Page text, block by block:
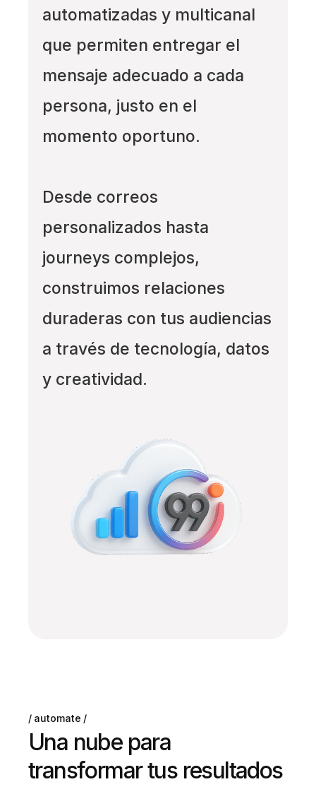
automatizadas y multicanal
que permiten entregar el
mensaje adecuado a cada
persona, justo en el
momento oportuno.
Desde correos
personalizados hasta
journeys complejos,
construimos relaciones
duraderas con tus audiencias
a través de tecnología, datos
y creatividad.
automate
Una nube para
transformartus resultados